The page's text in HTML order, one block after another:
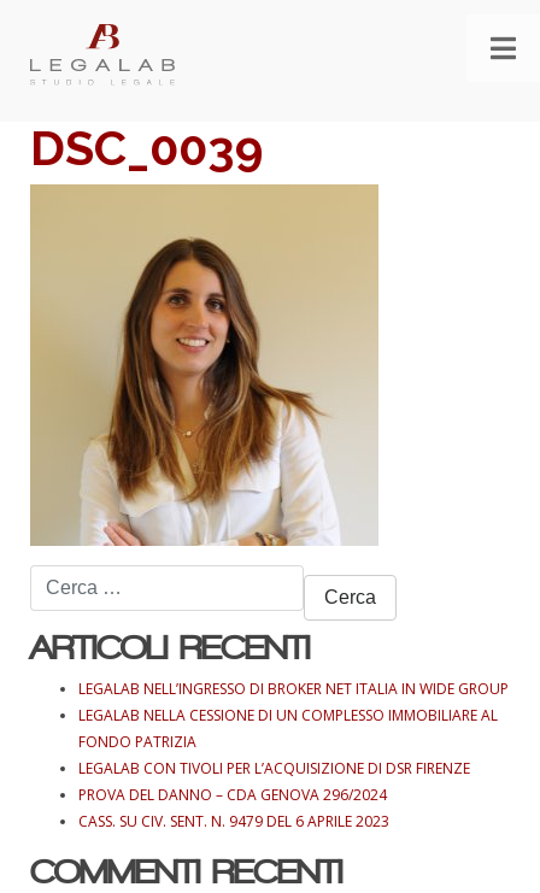
DSC_0039
Ricerca
per:
ARTICOLI RECENTI
LEGALAB NELL’INGRESSO DI BROKER NET ITALIA IN WIDE GROUP
LEGALAB NELLA CESSIONE DI UN COMPLESSO IMMOBILIARE AL
FONDO PATRIZIA
LEGALAB CON TIVOLI PER L’ACQUISIZIONE DI DSR FIRENZE
PROVA DEL DANNO – CDA GENOVA 296/2024
CASS. SU CIV. SENT. N. 9479 DEL 6 APRILE 2023
COMMENTI RECENTI